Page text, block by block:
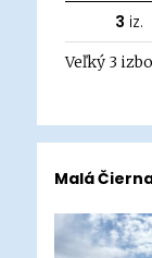
3 iz.
Veľký 3
Malá